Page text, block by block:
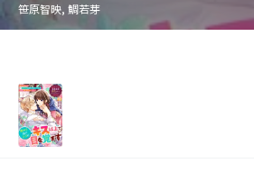
笹原智映, 鯛若芽